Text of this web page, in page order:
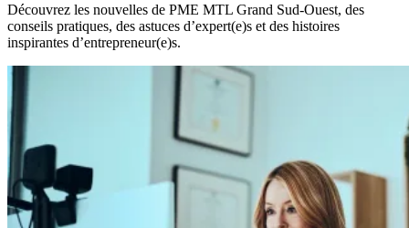
Découvrez les nouvelles de PME MTL Grand Sud-Ouest, des
conseils pratiques, des astuces d’expert(e)s et des histoires
inspirantes d’entrepreneur(e)s.